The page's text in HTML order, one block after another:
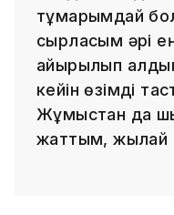
тұмарымдай
сырласым әрі
айырылып
кейін өзімді
Жұмыстан да
жаттым, жылай